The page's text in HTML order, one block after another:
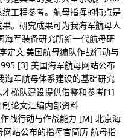
工程参考。航母指挥的特点是
。研究成果可为我海军航母人
军装备研究所新一代航母研
定文,美国航母编队作战行动与
[3] 美国海军航母网站公布
海军航母体系建设的基础研究
梯队建设提供借鉴和参考[1]
论文汇编内部资料
战行动与作战能力 [M] 北京海
站公布的指挥官简历 航母指